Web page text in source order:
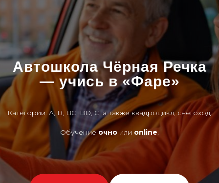
Автошкола Чёрная Речка
— учись в «Фаре»
Категории: A, B, BC, BD, C, а также квадроцикл, снегоход.
Обучениеочно или online.